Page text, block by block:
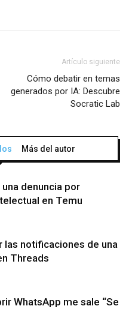
Artículo siguiente
Cómo debatir en temas
generados por IA: Descubre
Socratic Lab
Más del autor
denuncia por
en Temu
las notificaciones de una
Threads
WhatsApp me sale “Se